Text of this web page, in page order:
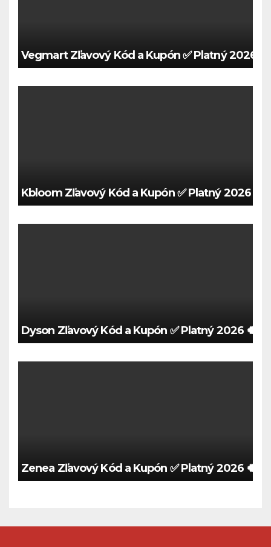
Vegmart Zľavový Kód a Kupón ✅ Platný 2026 🍀
Kbloom Zľavový Kód a Kupón ✅ Platný 2026 🍀
Dyson Zľavový Kód a Kupón ✅ Platný 2026 🍀
Zenea Zľavový Kód a Kupón ✅ Platný 2026 🍀